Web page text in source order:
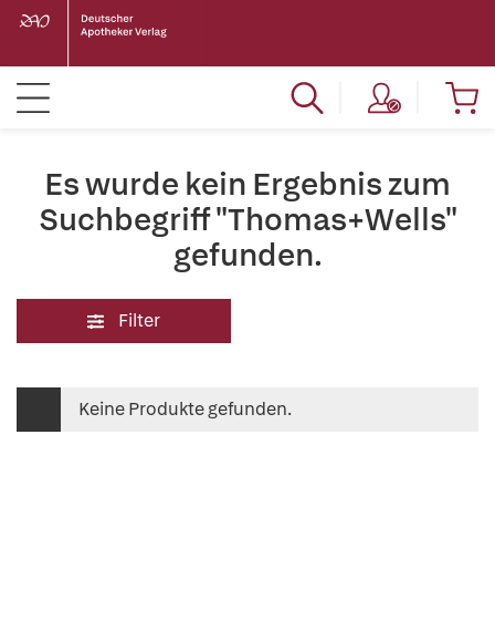
Es wurde kein Ergebnis zum
Suchbegriff "Thomas+Wells"
gefunden.
Filter
Keine Produkte gefunden.